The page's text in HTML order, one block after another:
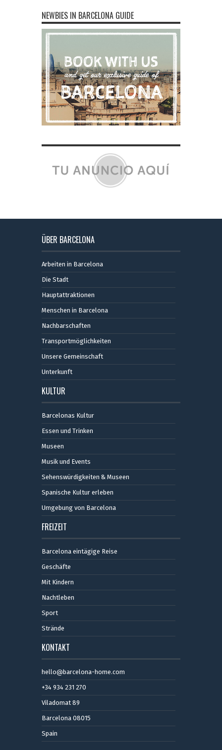
NEWBIES IN BARCELONA GUIDE
ÜBER BARCELONA
Arbeiten in Barcelona
Die Stadt
Hauptattraktionen
Menschen in Barcelona
Nachbarschaften
Transportmöglichkeiten
Unsere Gemeinschaft
Unterkunft
KULTUR
Barcelonas Kultur
Essen und Trinken
Museen
Musik und Events
Sehenswürdigkeiten & Museen
Spanische Kultur erleben
Umgebung von Barcelona
FREIZEIT
Barcelona eintägige Reise
Geschäfte
Mit Kindern
Nachtleben
Sport
Strände
KONTAKT
hello@barcelona-home.com
+34 934 231 270
Viladomat 89
Barcelona 08015
Spain